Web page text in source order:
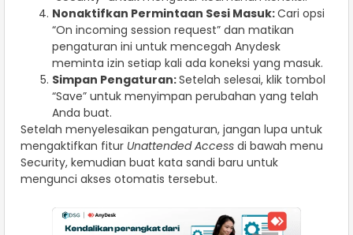
Nonaktifkan Permintaan Sesi Masuk:Cari opsi
“On incoming session request” dan matikan
pengaturan ini untuk mencegah Anydesk
meminta izin setiap kali ada koneksi yang masuk.
Simpan Pengaturan:Setelah selesai, klik tombol
“Save” untuk menyimpan perubahan yang telah
Anda buat.
Setelah menyelesaikan pengaturan, jangan lupa untuk
mengaktifkan fitur Unattended Access di bawah menu
Security, kemudian buat kata sandi baru untuk
mengunci akses otomatis tersebut.